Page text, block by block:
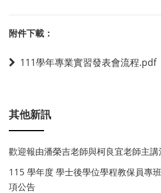
附件下載：
111學年專業實習發表會流程.pdf
其他新訊
歡迎報由潘榮吉老師與柯良宜老師主
115 學年度 學士後學位學程教保員專
項公告